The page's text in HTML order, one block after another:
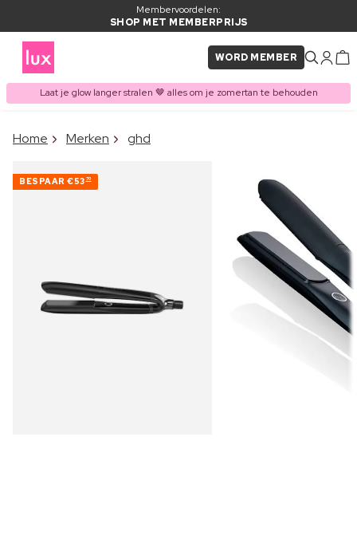
Membervoordelen:
SHOP MET MEMBERPRIJS
WORD MEMBER
Laat je glow langer stralen 🤎 alles om je zomertan te behouden
ITEM TOEGEVOEGD AAN
Vaak samen gekocht met
Home Merken ghd
BESPAAR €53 70